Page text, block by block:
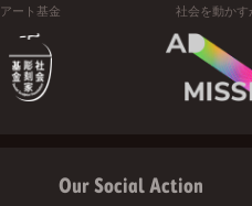
アート基金 社会を動か
Our Social Action